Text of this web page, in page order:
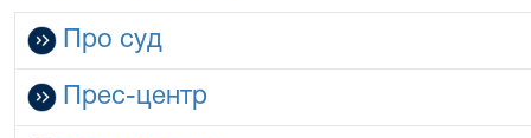
Про суд
Прес-центр